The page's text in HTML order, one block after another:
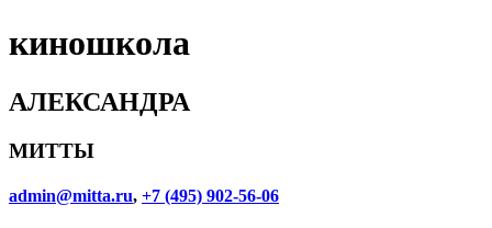
киношкола
АЛЕКСАНДРА
МИТТЫ
admin@mitta.ru, +7 (495) 902-56-06